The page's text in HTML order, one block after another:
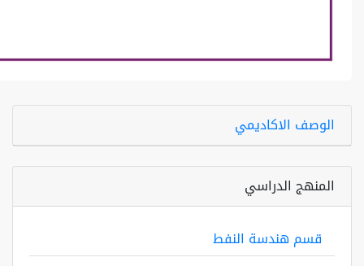
الوصف الاكاديمي
المنهج الدراسي
قسم هندسة النفط